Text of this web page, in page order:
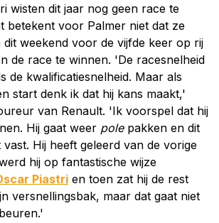
wisten dit jaar nog geen race te
betekent voor Palmer niet dat ze
dit weekend voor de vijfde keer op rij
de race te winnen. 'De racesnelheid
de kwalificatiesnelheid. Maar als
start denk ik dat hij kans maakt,'
van Renault. 'Ik voorspel dat hij
Hij gaat weer polepakken en dit
Hij heeft geleerd van de vorige
hij op fantastische wijze
Piastri en toen zat hij de rest
versnellingsbak, maar dat gaat niet